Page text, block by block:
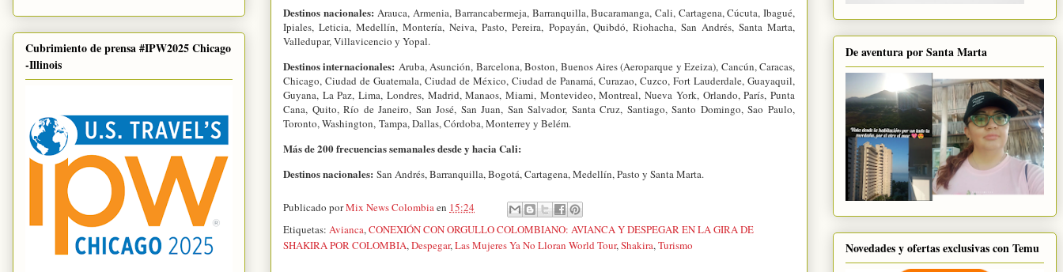
Destinos nacionales: Arauca, Armenia, Barrancabermeja, Barranquilla, Bucaramanga, Cali, Cartagena, Cúcuta, Ibagué,
Ipiales, Leticia, Medellín, Montería, Neiva, Pasto, Pereira, Popayán, Quibdó, Riohacha, San Andrés, Santa Marta,
Valledupar, Villavicencio y Yopal.
Destinos internacionales: Aruba, Asunción, Barcelona, Boston, Buenos Aires (Aeroparque y Ezeiza), Cancún, Caracas,
Chicago, Ciudad de Guatemala, Ciudad de México, Ciudad de Panamá, Curazao, Cuzco, Fort Lauderdale, Guayaquil,
Guyana, La Paz, Lima, Londres, Madrid, Manaos, Miami, Montevideo, Montreal, Nueva York, Orlando, París, Punta
Cana, Quito, Río de Janeiro, San José, San Juan, San Salvador, Santa Cruz, Santiago, Santo Domingo, Sao Paulo,
Toronto, Washington, Tampa, Dallas, Córdoba, Monterrey y Belém.
Más de 200 frecuencias semanales desde y hacia Cali:
Destinos nacionales: San Andrés, Barranquilla, Bogotá, Cartagena, Medellín, Pasto y Santa Marta.
Publicado porMix News Colombiaen 15:24
Etiquetas: Avianca,CONEXIÓN CON ORGULLO COLOMBIANO: AVIANCA Y DESPEGAR EN LA GIRA DE
SHAKIRA POR COLOMBIA,Despegar,Las Mujeres Ya No Lloran World Tour,Shakira,Turismo
Cubrimiento de prensa #IPW2025 Chicago
-Illinois
De aventura por Santa Marta
Novedades y ofertas exclusivas con Temu